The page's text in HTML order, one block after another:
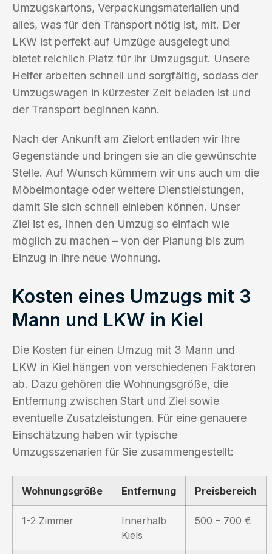
Umzugskartons, Verpackungsmaterialien und
alles, was für den Transport nötig ist, mit. Der
LKW ist perfekt auf Umzüge ausgelegt und
bietet reichlich Platz für Ihr Umzugsgut. Unsere
Helfer arbeiten schnell und sorgfältig, sodass der
Umzugswagen in kürzester Zeit beladen ist und
der Transport beginnen kann.
Nach der Ankunft am Zielort entladen wir Ihre
Gegenstände und bringen sie an die gewünschte
Stelle. Auf Wunsch kümmern wir uns auch um die
Möbelmontage oder weitere Dienstleistungen,
damit Sie sich schnell einleben können. Unser
Ziel ist es, Ihnen den Umzug so einfach wie
möglich zu machen – von der Planung bis zum
Einzug in Ihre neue Wohnung.
Kosten eines Umzugs mit 3
Mann und LKW in Kiel
Die Kosten für einen Umzug mit 3 Mann und
LKW in Kiel hängen von verschiedenen Faktoren
ab. Dazu gehören die Wohnungsgröße, die
Entfernung zwischen Start und Ziel sowie
eventuelle Zusatzleistungen. Für eine genauere
Einschätzung haben wir typische
Umzugsszenarien für Sie zusammengestellt:
Wohnungsgröße Entfernung Preisbereich
1-2 Zimmer
Innerhalb
Kiels
500 – 700 €